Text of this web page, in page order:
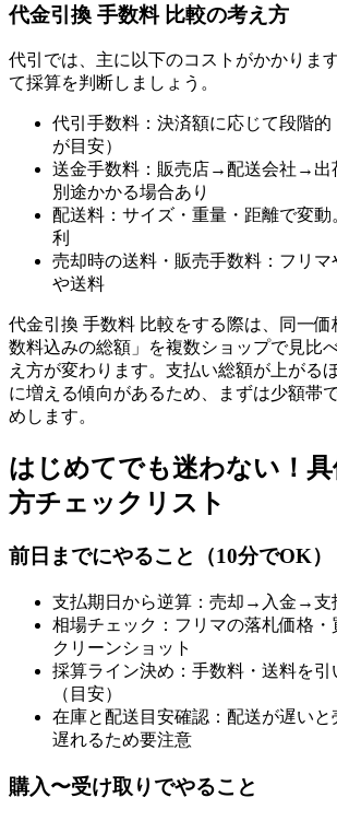
代金引換 手数料 比較の考え方
代引では、主に以下のコストがかかりま
て採算を判断しましょう。
代引手数料：決済額に応じて段階的
が目安）
送金手数料：販売店→配送会社→出
別途かかる場合あり
配送料：サイズ・重量・距離で変
利
売却時の送料・販売手数料：フリ
や送料
代金引換 手数料 比較をする際は、同一
数料込みの総額」を複数ショップで見比
え方が変わります。支払い総額が上がる
に増える傾向があるため、まずは少額帯
めします。
はじめてでも迷わない！
方チェックリスト
前日までにやること（10分でOK）
支払期日から逆算：売却→入金→支
相場チェック：フリマの落札価格・
クリーンショット
採算ライン決め：手数料・送料を引
（目安）
在庫と配送目安確認：配送が遅い
遅れるため要注意
購入〜受け取りでやること